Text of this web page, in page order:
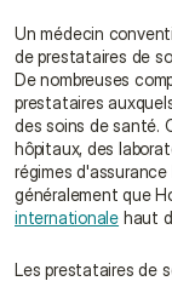
Un médecin
de prestataires de
De nombreuses
prestataires
des soins de santé.
hôpitaux, des
régimes
généralement que
internationale haut
Les prestataires de